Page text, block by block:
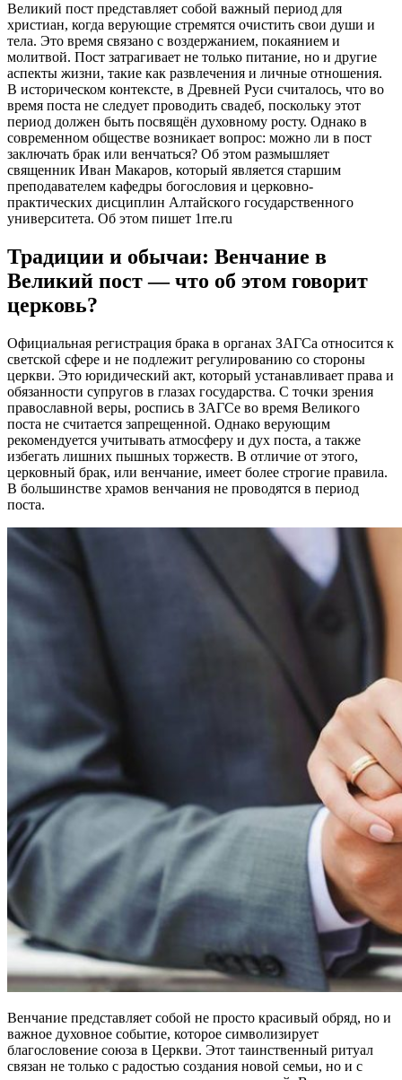
Великий пост представляет собой важный период для
христиан, когда верующие стремятся очистить свои души и
тела. Это время связано с воздержанием, покаянием и
молитвой. Пост затрагивает не только питание, но и другие
аспекты жизни, такие как развлечения и личные отношения.
В историческом контексте, в Древней Руси считалось, что во
время поста не следует проводить свадеб, поскольку этот
период должен быть посвящён духовному росту. Однако в
современном обществе возникает вопрос: можно ли в пост
заключать брак или венчаться? Об этом размышляет
священник Иван Макаров, который является старшим
преподавателем кафедры богословия и церковно-
практических дисциплин Алтайского государственного
университета. Об этом пишет 1rre.ru
Традиции и обычаи: Венчание в
Великий пост — что об этом говорит
церковь?
Официальная регистрация брака в органах ЗАГСа относится к
светской сфере и не подлежит регулированию со стороны
церкви. Это юридический акт, который устанавливает права и
обязанности супругов в глазах государства. С точки зрения
православной веры, роспись в ЗАГСе во время Великого
поста не считается запрещенной. Однако верующим
рекомендуется учитывать атмосферу и дух поста, а также
избегать лишних пышных торжеств. В отличие от этого,
церковный брак, или венчание, имеет более строгие правила.
В большинстве храмов венчания не проводятся в период
поста.
Венчание представляет собой не просто красивый обряд, но и
важное духовное событие, которое символизирует
благословение союза в Церкви. Этот таинственный ритуал
связан не только с радостью создания новой семьи, но и с